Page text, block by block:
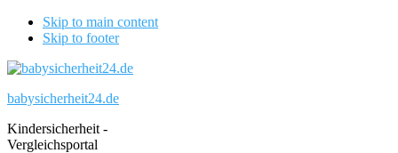
Skip to main content
Skip to footer
babysicherheit24.de
Kindersicherheit -
Vergleichsportal